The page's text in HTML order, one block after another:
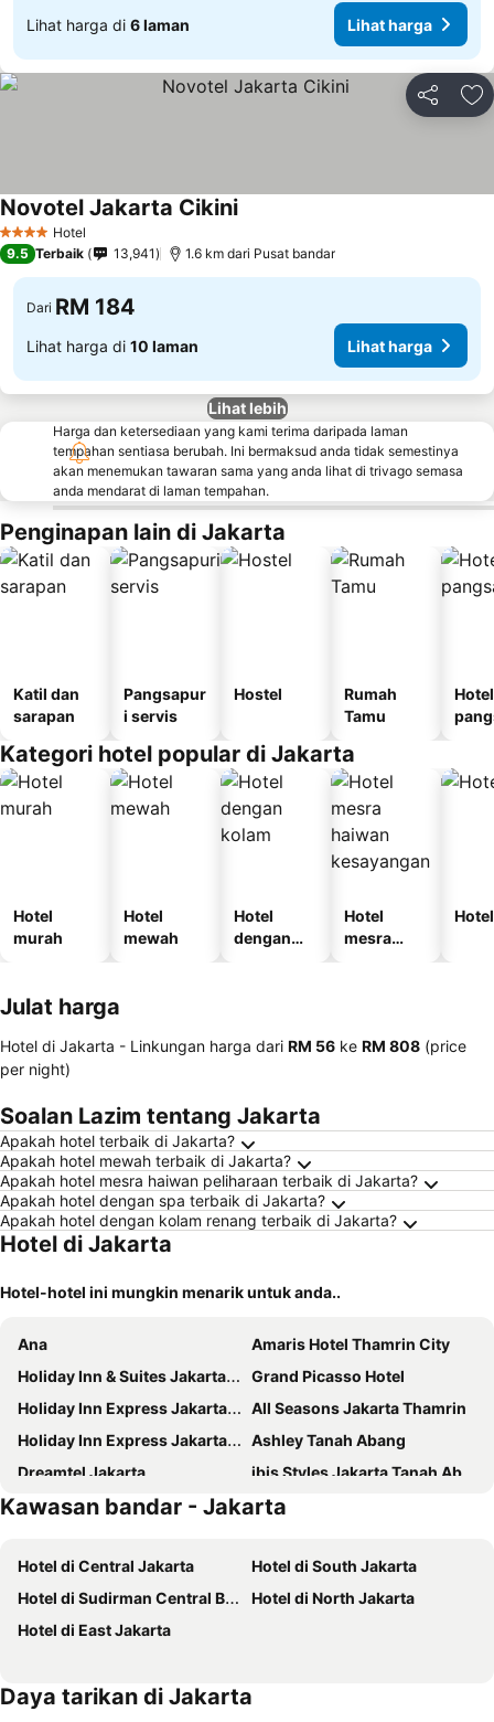
Lihat harga di 6 laman Lihat harga
Kongsi
4 BintangHotel
Novotel Jakarta Cikini
9.5 Terbaik 13,941 1.6 km dari Pusat bandar
Dari RM 184
Lihat harga di 10 laman Lihat harga
Lihat lebih
Harga dan ketersediaan yang kami terima daripada laman
tempahan sentiasa berubah. Ini bermaksud anda tidak semestinya
akan menemukan tawaran sama yang anda lihat di trivago semasa
anda mendarat di laman tempahan.
Penginapan lain di Jakarta
Katil dan
sarapan
Pangsapur
i servis
Hostel
Rumah
Tamu
Hotel
Kategori hotel popular di Jakarta
Hotel
murah
Hotel
mewah
Hotel
dengan
Hotel
mesra
Julat harga
Hotel di Jakarta - Linkungan harga dari ‎RM 56 ke ‎RM 808 (price
per night)
Soalan Lazim tentang Jakarta
Apakah hotel terbaik di Jakarta?
Apakah hotel mewah terbaik di Jakarta?
Apakah hotel mesra haiwan peliharaan terbaik di Jakarta?
Apakah hotel dengan spa terbaik di Jakarta?
Apakah hotel dengan kolam renang terbaik di Jakarta?
Hotel di Jakarta
Hotel-hotel ini mungkin menarik untuk anda..
Ana
Amaris Hotel Thamrin City
Holiday Inn & Suites Jakarta Gajah Mada By Ihg
Grand Picasso Hotel
Holiday Inn Express Jakarta Wahid Hasyim By Ihg
All Seasons Jakarta Thamrin
Holiday Inn Express Jakarta Menteng By Ihg
Ashley Tanah Abang
Dreamtel Jakarta
ibis Styles Jakarta Tanah Abang
Grand Hyatt Jakarta
Pullman Jakarta Indonesia
Mandarin Oriental, Jakarta
Four Points by Sheraton Jakarta Thamrin
Ashley Sabang Jakarta
Wyndham Casablanca Jakarta
Arthama Tanah Abang Jakarta
Ashley Wahid Hasyim Jakarta
Kawasan bandar - Jakarta
Hotel di Central Jakarta
Hotel di South Jakarta
Hotel di Sudirman Central Business District
Hotel di North Jakarta
Hotel di East Jakarta
Daya tarikan di Jakarta